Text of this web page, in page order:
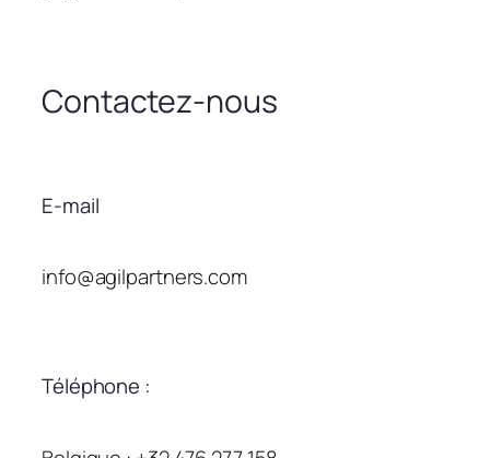
Contactez-nous
E-mail
info@agilpartners.com
Téléphone :